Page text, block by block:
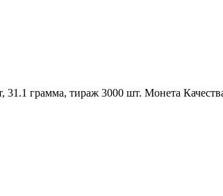
31.1 грамма, тираж 3000 шт. Монета